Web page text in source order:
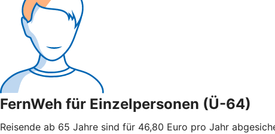
FernWeh für Einzelpersonen (Ü-64)
Reisende ab 65 Jahre sind für 46,80 Euro pro Jahr